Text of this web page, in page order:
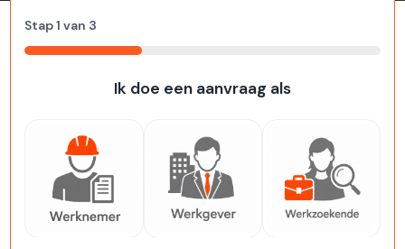
Stap1 van 3
33%
Ik doe een aanvraag als